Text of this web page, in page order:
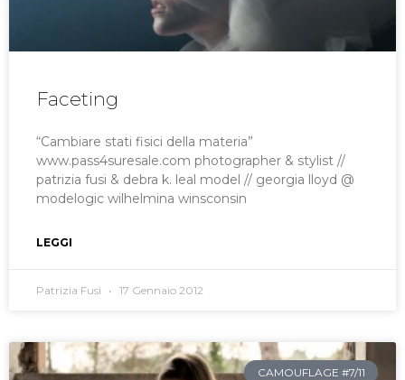
Faceting
“Cambiare stati fisici della materia”
www.pass4suresale.com photographer & stylist //
patrizia fusi & debra k. leal model // georgia lloyd @
modelogic wilhelmina winsconsin
LEGGI
Patrizia Fusi 17 Gennaio 2012
CAMOUFLAGE #7/11